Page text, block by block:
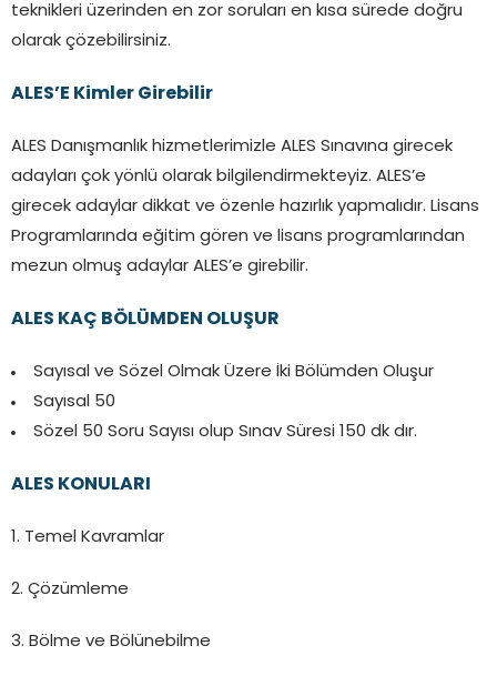
teknikleri üzerinden en zor soruları en kısa sürede doğru
olarak çözebilirsiniz.
ALES’E Kimler Girebilir
ALES Danışmanlık hizmetlerimizle ALES Sınavına girecek
adayları çok yönlü olarak bilgilendirmekteyiz. ALES’e
girecek adaylar dikkat ve özenle hazırlık yapmalıdır. Lisans
Programlarında eğitim gören ve lisans programlarından
mezun olmuş adaylar ALES’e girebilir.
ALES KAÇ BÖLÜMDEN OLUŞUR
Sayısal ve Sözel Olmak Üzere İki Bölümden Oluşur
Sayısal 50
Sözel 50 Soru Sayısı olup Sınav Süresi 150 dk dır.
ALES KONULARI
1. Temel Kavramlar
2. Çözümleme
3. Bölme ve Bölünebilme